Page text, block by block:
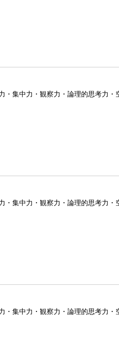
集中力・観察力・論理的思考力・
集中力・観察力・論理的思考力・
集中力・観察力・論理的思考力・